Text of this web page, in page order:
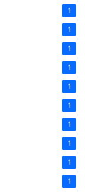
1
1
1
1
1
1
1
1
1
1